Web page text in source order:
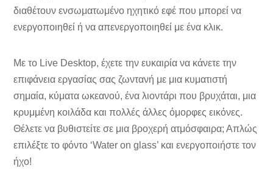
διαθέτουν ενσωματωμένο ηχητικό εφέ που μπορεί να
ενεργοποιηθεί ή να απενεργοποιηθεί με ένα κλικ.
Με το Live Desktop, έχετε την ευκαιρία να κάνετε την
επιφάνεια εργασίας σας ζωντανή με μια κυματιστή
σημαία, κύματα ωκεανού, ένα λιοντάρι που βρυχάται, μια
κρυμμένη κοιλάδα και πολλές άλλες όμορφες εικόνες.
Θέλετε να βυθιστείτε σε μια βροχερή ατμόσφαιρα; Απλώς
επιλέξτε το φόντο ‘Water on glass’ και ενεργοποιήστε τον
ήχο!